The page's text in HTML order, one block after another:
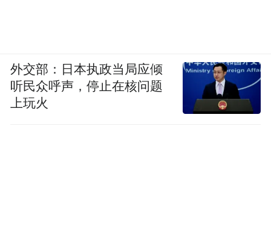
外交部：日本执政当局应倾
听民众呼声，停止在核问题
上玩火